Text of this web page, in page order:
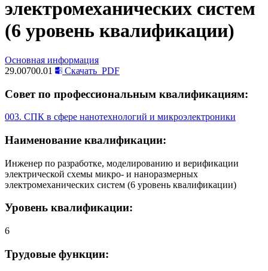
электромеханических систем
(6 уровень квалификации)
Основная информация
29.00700.01
Скачать PDF
Совет по профессиональным квалификациям:
003. СПК в сфере нанотехнологий и микроэлектроники
Наименование квалификации:
Инженер по разработке, моделированию и верификации
электрической схемы микро- и наноразмерных
электромеханических систем (6 уровень квалификации)
Уровень квалификации:
6
Трудовые функции: